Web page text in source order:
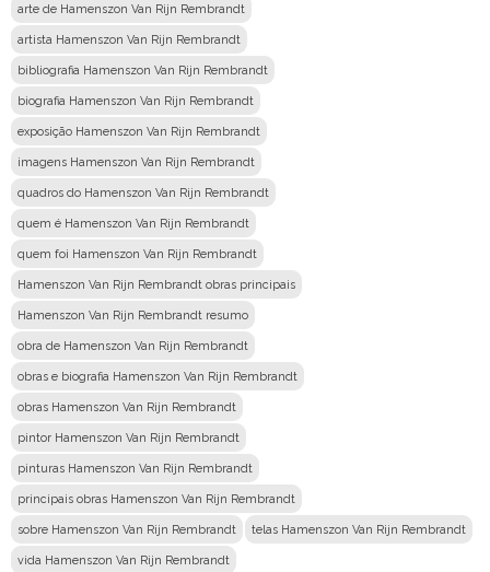
arte de Hamenszon Van Rijn Rembrandt
artista Hamenszon Van Rijn Rembrandt
bibliografia Hamenszon Van Rijn Rembrandt
biografia Hamenszon Van Rijn Rembrandt
exposição Hamenszon Van Rijn Rembrandt
imagens Hamenszon Van Rijn Rembrandt
quadros do Hamenszon Van Rijn Rembrandt
quem é Hamenszon Van Rijn Rembrandt
quem foi Hamenszon Van Rijn Rembrandt
Hamenszon Van Rijn Rembrandt obras principais
Hamenszon Van Rijn Rembrandt resumo
obra de Hamenszon Van Rijn Rembrandt
obras e biografia Hamenszon Van Rijn Rembrandt
obras Hamenszon Van Rijn Rembrandt
pintor Hamenszon Van Rijn Rembrandt
pinturas Hamenszon Van Rijn Rembrandt
principais obras Hamenszon Van Rijn Rembrandt
sobre Hamenszon Van Rijn Rembrandt telas Hamenszon Van Rijn Rembrandt
vida Hamenszon Van Rijn Rembrandt